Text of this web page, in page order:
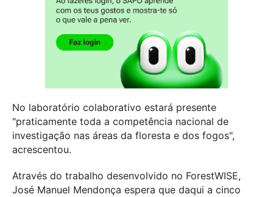
No laboratório colaborativo estará presente
"praticamente toda a competência nacional de
investigação nas áreas da floresta e dos fogos",
acrescentou.
Através do trabalho desenvolvido no ForestWISE,
José Manuel Mendonça espera que daqui a cinco